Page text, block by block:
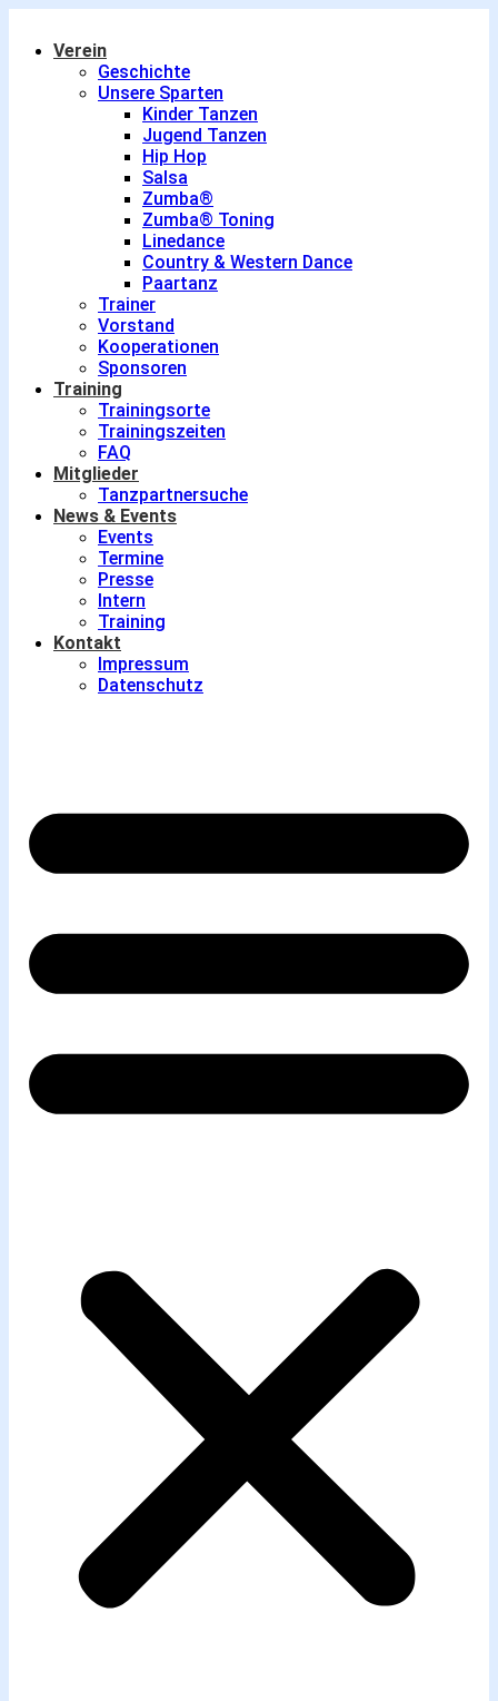
Verein
Geschichte
Unsere Sparten
Kinder Tanzen
Jugend Tanzen
Hip Hop
Salsa
Zumba®
Zumba® Toning
Linedance
Country & Western Dance
Paartanz
Trainer
Vorstand
Kooperationen
Sponsoren
Training
Trainingsorte
Trainingszeiten
FAQ
Mitglieder
Tanzpartnersuche
News & Events
Events
Termine
Presse
Intern
Training
Kontakt
Impressum
Datenschutz